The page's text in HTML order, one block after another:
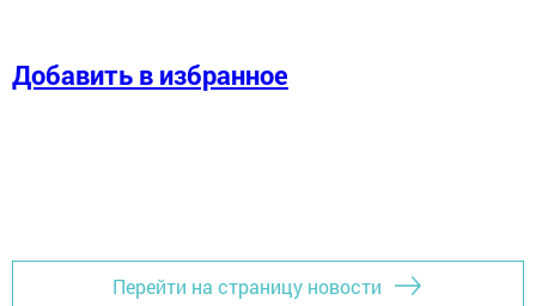
Добавить в избранное
Перейти на страницу новости